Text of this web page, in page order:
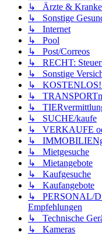
↳ Ärzte &
↳ Sonstige
↳ Internet
↳ Pool
↳ Post/Correos
↳ RECHT:
↳ Sonstige
↳ KOSTENLOS!
↳
↳
↳ SUCHE/kaufe
↳ VERKAUFE
↳
↳ Mietgesuche
↳ Mietangebote
↳ Kaufgesuche
↳ Kaufangebote
↳ PERSONAL/
Empfehlungen
↳ Technische
↳ Kameras